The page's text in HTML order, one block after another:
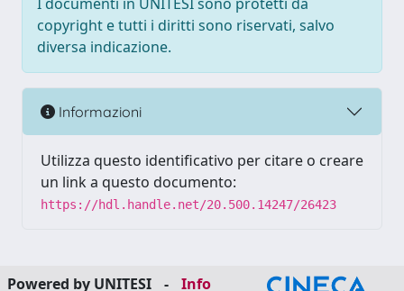
copyright e tutti i diritti sono riservati, salvo
diversa indicazione.
Informazioni
Utilizza questo identificativo per citare o creare
un link a questo documento:
https://hdl.handle.net/20.500.14247/26423
Powered by UNITESI - Info